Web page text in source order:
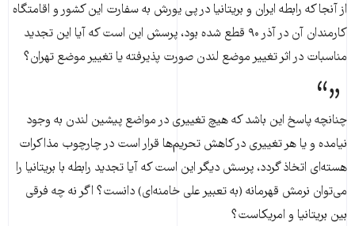
از آنجا که رابطه ایران و بریتانیا در پی یورش به سفارت این کشور و اقامتگاه
کارمندان آن در آذر ۹۰ قطع شده بود، پرسش این است که آیا این تجدید
مناسبات در اثر تغییر موضع لندن صورت پذیرفته یا تغییر موضع تهران؟
چنانچه پاسخ این باشد که هیچ تغییری در مواضع پیشین لندن به وجود
نیامده و یا هر تغییری در کاهش تحریم‌ها قرار است در چارچوب مذاکرات
هسته‌ای اتخاذ گردد، پرسش دیگر این است که آیا تجدید رابطه با بریتانیا را
می‌توان نرمش قهرمانه (به تعبیر علی خامنه‌ای) دانست؟ اگر نه چه فرقی
بین بریتانیا و امریکاست؟